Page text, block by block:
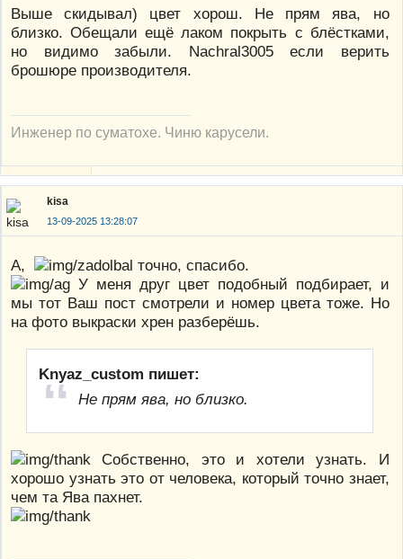
Выше скидывал) цвет хорош. Не прям ява, но
близко. Обещали ещё лаком покрыть с блёстками,
но видимо забыли. Nachral3005 если верить
брошюре производителя.
Инженер по суматохе. Чиню карусели.
kisa
13-09-2025 13:28:07
А,
точно, спасибо.
У меня друг цвет подобный подбирает, и
мы тот Ваш пост смотрели и номер цвета тоже. Но
на фото выкраски хрен разберёшь.
Knyaz_custom пишет:
Не прям ява, но близко.
Собственно, это и хотели узнать. И
хорошо узнать это от человека, который точно знает,
чем та Ява пахнет.